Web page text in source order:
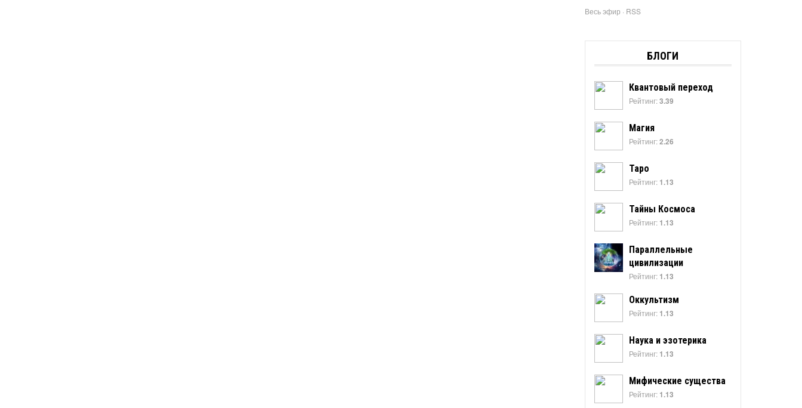
Весь эфир · RSS
БЛОГИ
Квантовый переход
Рейтинг:3.39
Магия
Рейтинг:2.26
Таро
Рейтинг: 1.13
Тайны Космоса
Рейтинг: 1.13
Параллельные
цивилизации
Рейтинг: 1.13
Оккультизм
Рейтинг: 1.13
Наука и эзотерика
Рейтинг: 1.13
Мифические существа
Рейтинг: 1.13